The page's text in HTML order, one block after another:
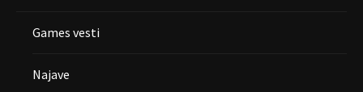
Games vesti
Najave